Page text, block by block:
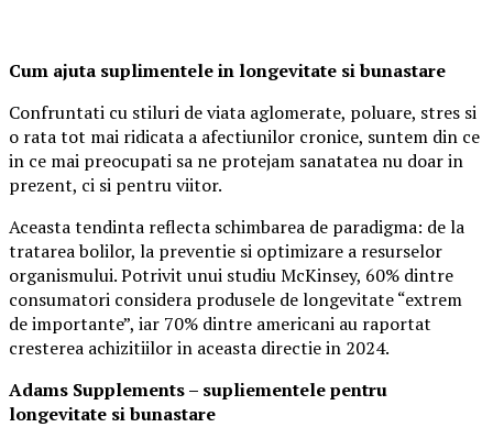
Cum ajuta suplimentele in longevitate si bunastare
Confruntati cu stiluri de viata aglomerate, poluare, stres si
o rata tot mai ridicata a afectiunilor cronice, suntem din ce
in ce mai preocupati sa ne protejam sanatatea nu doar in
prezent, ci si pentru viitor.
Aceasta tendinta reflecta schimbarea de paradigma: de la
tratarea bolilor, la preventie si optimizare a resurselor
organismului. Potrivit unui studiu McKinsey, 60% dintre
consumatori considera produsele de longevitate “extrem
de importante”, iar 70% dintre americani au raportat
cresterea achizitiilor in aceasta directie in 2024.
Adams Supplements – supliementelepentru
longevitate si bunastare